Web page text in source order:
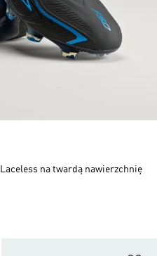
na twardą nawierzchnię